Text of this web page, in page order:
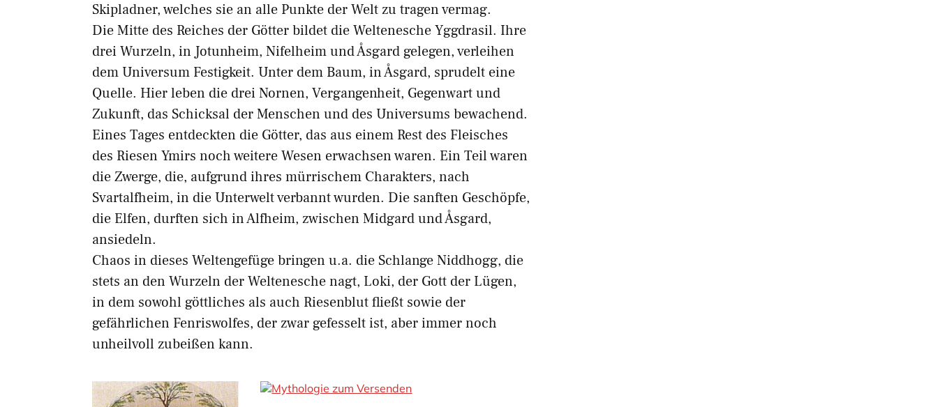
Skipladner, welches sie an alle Punkte der Welt zu tragen vermag.
Die Mitte des Reiches der Götter bildet die Weltenesche Yggdrasil. Ihre
drei Wurzeln, in Jotunheim, Nifelheim und Åsgard gelegen, verleihen
dem Universum Festigkeit. Unter dem Baum, in Åsgard, sprudelt eine
Quelle. Hier leben die drei Nornen, Vergangenheit, Gegenwart und
Zukunft, das Schicksal der Menschen und des Universums bewachend.
Eines Tages entdeckten die Götter, das aus einem Rest des Fleisches
des Riesen Ymirs noch weitere Wesen erwachsen waren. Ein Teil waren
die Zwerge, die, aufgrund ihres mürrischem Charakters, nach
Svartalfheim, in die Unterwelt verbannt wurden. Die sanften Geschöpfe,
die Elfen, durften sich in Alfheim, zwischen Midgard und Åsgard,
ansiedeln.
Chaos in dieses Weltengefüge bringen u.a. die Schlange Niddhogg, die
stets an den Wurzeln der Weltenesche nagt, Loki, der Gott der Lügen,
in dem sowohl göttliches als auch Riesenblut fließt sowie der
gefährlichen Fenriswolfes, der zwar gefesselt ist, aber immer noch
unheilvoll zubeißen kann.